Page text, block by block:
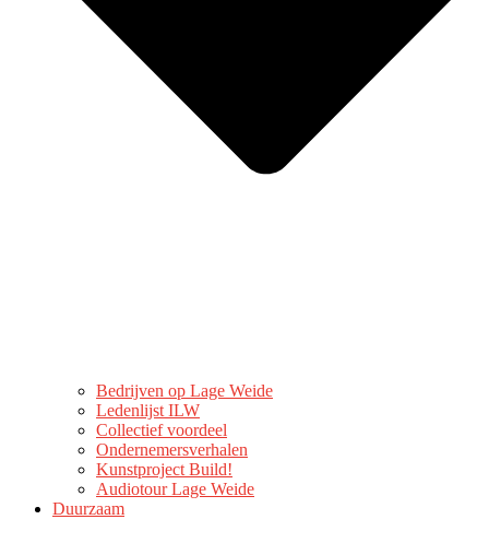
Bedrijven op Lage Weide
Ledenlijst ILW
Collectief voordeel
Ondernemersverhalen
Kunstproject Build!
Audiotour Lage Weide
Duurzaam